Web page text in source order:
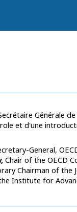
Générale
et d'une
General
Chair of the OECD
Chairman of the
Institute for